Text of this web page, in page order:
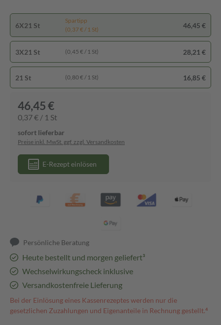
6X21 St
Spartipp
(0,37 € / 1 St)
46,45 €
3X21 St (0,45 € / 1 St) 28,21 €
21 St (0,80 € / 1 St) 16,85 €
46,45 €
0,37 € / 1 St
sofort lieferbar
Preise inkl. MwSt. ggf. zzgl. Versandkosten
E-Rezept einlösen
Persönliche Beratung
Heute bestellt und morgen geliefert³
Wechselwirkungscheck inklusive
Versandkostenfreie Lieferung
Bei der Einlösung eines Kassenrezeptes werden nur die
gesetzlichen Zuzahlungen und Eigenanteile in Rechnung gestellt.⁴